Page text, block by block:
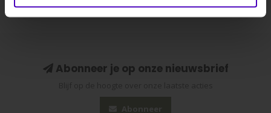
Abonneer je op onze nieuwsbrief
Abonneer